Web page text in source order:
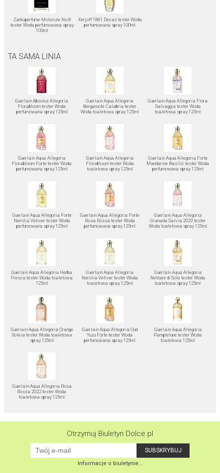
Zarkoperfume Molecule No.8
tester Woda perfumowana spray
100ml
Xerjoff 1861 Decas tester Woda
perfumowana spray 100ml
TA SAMA LINIA
Guerlain Absolus Allegoria
Florabloom tester Woda
perfumowana spray 125ml
Guerlain Aqua Allegoria
Bergamote Calabria tester
Woda toaletowa spray 125ml
Guerlain Aqua Allegoria Flora
Salvaggia tester Woda
toaletowa spray 125ml
Guerlain Aqua Allegoria
Florabloom Forte tester Woda
perfumowana spray 125ml
Guerlain Aqua Allegoria
Florabloom tester Woda
toaletowa spray 125ml
Guerlain Aqua Allegoria Forte
Mandarine Basilic tester Woda
perfumowana spray 125ml
Guerlain Aqua Allegoria Forte
Nerolia Vetiver tester Woda
perfumowana spray 125ml
Guerlain Aqua Allegoria Forte
Rosa Rossa tester Woda
perfumowana spray 125ml
Guerlain Aqua Allegoria
Granada Salvia 2022 tester
Woda toaletowa spray 125ml
Guerlain Aqua Allegoria Herba
Fresca tester Woda toaletowa
125ml
Guerlain Aqua Allegoria
Nerolia Vetiver tester Woda
toaletowa spray 125ml
Guerlain Aqua Allegoria
Nettare di Sole tester Woda
toaletowa spray 125ml
Guerlain Aqua Allegoria Orange
Soleia tester Woda toaletowa
spray 125ml
Guerlain Aqua Allegoria Oud
Yuzu Forte tester Woda
perfumowana spray 125ml
Guerlain Aqua Allegoria
Pamplelune tester Woda
toaletowa 125ml
Guerlain Aqua Allegoria Rosa
Rossa 2022 tester Woda
toaletowa spray 125ml
Otrzymuj Biuletyn Dolce.pl
Informacje o biuletynie...